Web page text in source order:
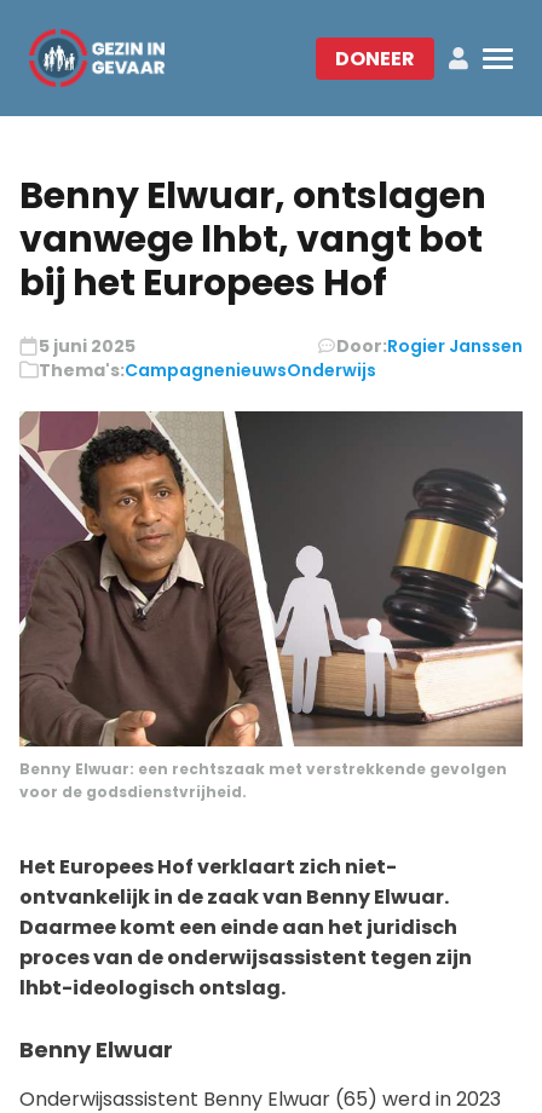
DONEER
Benny Elwuar, ontslagen
vanwege lhbt, vangt bot
bij het Europees Hof
5 juni 2025 Door:Rogier Janssen
Thema's:CampagnenieuwsOnderwijs
Benny Elwuar: een rechtszaak met verstrekkende gevolgen
voor de godsdienstvrijheid.
Het Europees Hof verklaart zich niet-
ontvankelijk in de zaak van Benny Elwuar.
Daarmee komt een einde aan het juridisch
proces van de onderwijsassistent tegen zijn
lhbt-ideologisch ontslag.
Benny Elwuar
Onderwijsassistent Benny Elwuar (65) werd in 2023